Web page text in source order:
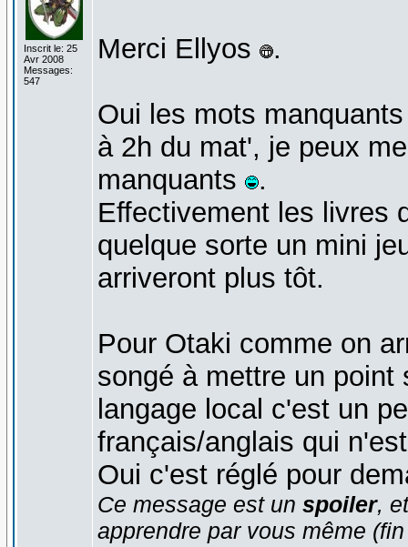
Inscrit le: 25
Avr 2008
Messages:
547
Merci Ellyos .
Oui les mots
à 2h du mat', je peux
manquants
.
Effectivement les livres
quelque sorte un mini
arriveront plus tôt.
Pour Otaki comme on
songé à mettre un
langage local c'est un
français/anglais qui
Oui c'est réglé pour
Ce message est un spoiler,
apprendre par vous même